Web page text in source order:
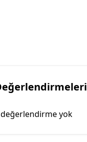
yok